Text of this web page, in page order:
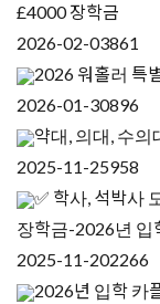
£4000 장학금
2026-02-03861
2026 워홀러 특
2026-01-30896
약대, 의대, 수의
2025-11-25958
✅ 학사, 석박사
장학금-2026년 입
2025-11-202266
2026년 입학 카